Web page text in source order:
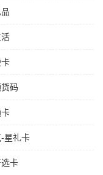
码
星礼卡
卡